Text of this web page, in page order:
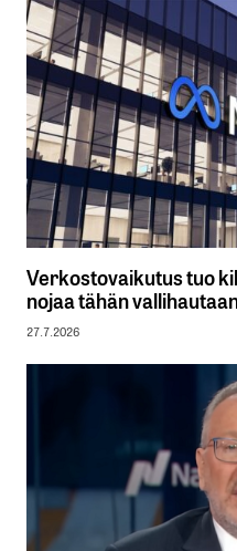
Verkostovaikutus tuo
nojaa tähän
27.7.2026